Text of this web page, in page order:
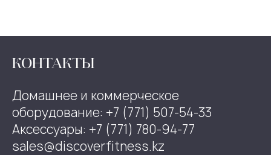
КОНТАКТЫ
Домашнее и коммерческое
оборудование: +7 (771) 507-54-33
Аксессуары: +7 (771) 780-94-77
sales@discoverfitness.kz